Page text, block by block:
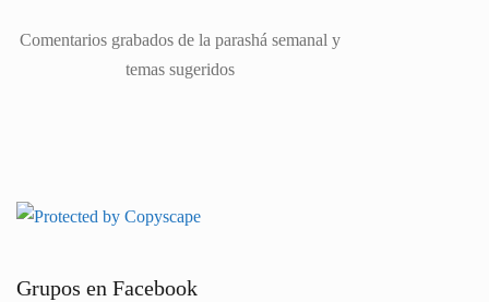
Comentarios grabados de la parashá semanal y
temas sugeridos
Grupos en Facebook